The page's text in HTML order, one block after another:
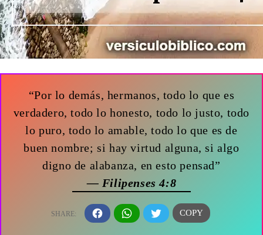
“Por lo demás, hermanos, todo lo que es
verdadero, todo lo honesto, todo lo justo, todo
lo puro, todo lo amable, todo lo que es de
buen nombre; si hay virtud alguna, si algo
digno de alabanza, en esto pensad”
— Filipenses 4:8